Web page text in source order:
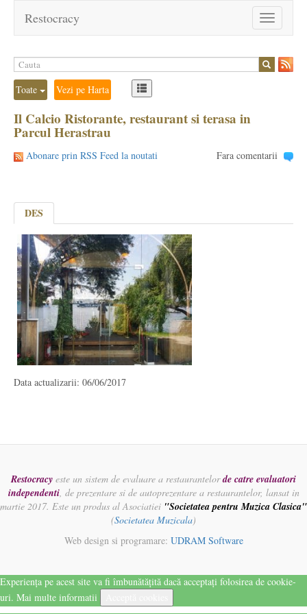
Toggle
navigation
Restocracy
Toate Vezi pe Harta
Il Calcio Ristorante, restaurant si terasa in
Parcul Herastrau
Abonare prin RSS Feed la noutati Fara comentarii
DES
Data actualizarii: 06/06/2017
Restocracy este un sistem de evaluare a restaurantelorde catre evaluatori
independenti, de prezentare si de autoprezentare a restaurantelor, lansat in
martie 2017. Este un produs al Asociatiei "Societatea pentru Muzica Clasica"
(Societatea Muzicala)
Web design si programare: UDRAM Software
Experiența pe acest site va fi îmbunătățită dacă acceptați folosirea de cookie-
uri. Mai multe informatii